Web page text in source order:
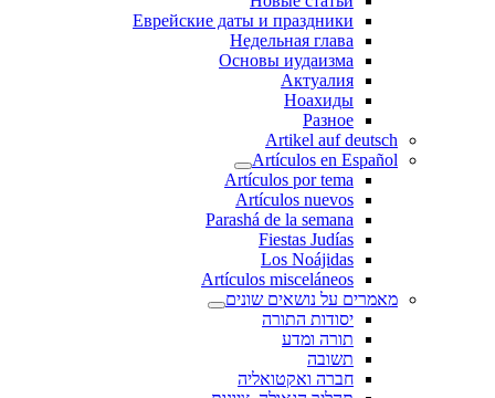
Еврейские даты и праздники
Недельная глава
Основы иудаизма
Актуалия
Ноахиды
Разное
Artikel auf deutsch
Artículos en Español
Artículos por tema
Artículos nuevos
Parashá de la semana
Fiestas Judías
Los Noájidas
Artículos misceláneos
מאמרים על נושאים שונים
יסודות התורה
תורה ומדע
תשובה
חברה ואקטואליה